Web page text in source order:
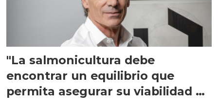
"La salmonicultura debe
encontrar un equilibrio que
permita asegurar su viabilidad de